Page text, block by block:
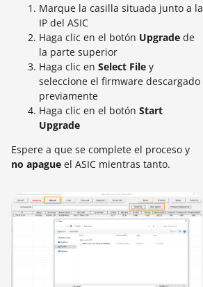
Marque la casilla situada junto a la
IP del ASIC
Haga clic en el botón Upgrade de
la parte superior
Haga clic en Select File y
seleccione el firmware descargado
previamente
Haga clic en el botón Start
Upgrade
Espere a que se complete el proceso y
no apague el ASIC mientras tanto.